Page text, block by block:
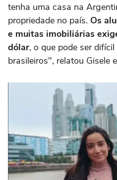
tenha uma casa na
propriedade no país. Os
e muitas imobiliárias
dólar, o que pode ser
brasileiros", relatou Gisele